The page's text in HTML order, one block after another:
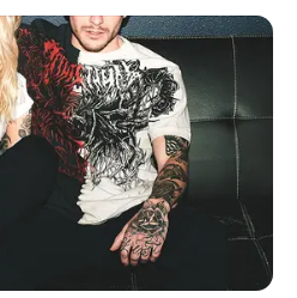
müxtəlif bölgələrindən 20-
nümayiş etdirir.
və Xocalı rayonlarında
Xidmətinin İctimaiyyətlə
-a verilən məlumata
festivalda, tədbir
ilə yaxından tanış
dadmaq və yerli
yeniliklərlə tanış olmaq imkanı